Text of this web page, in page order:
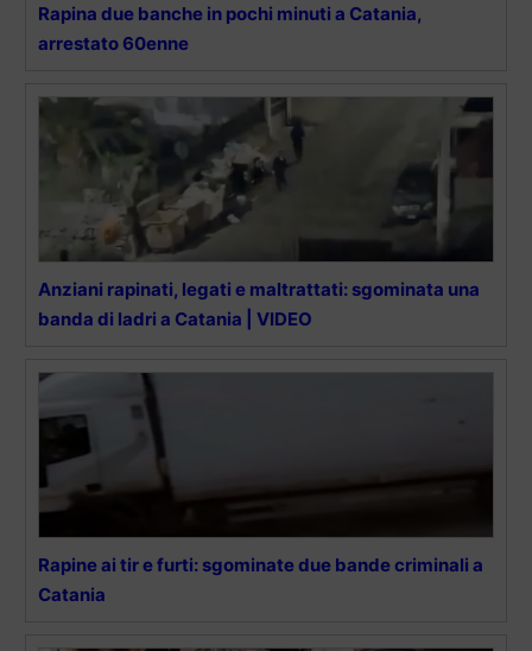
Rapina due banche in pochi minuti a Catania,
arrestato 60enne
Anziani rapinati, legati e maltrattati: sgominata una
banda di ladri a Catania | VIDEO
Rapine ai tir e furti: sgominate due bande criminali a
Catania